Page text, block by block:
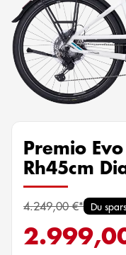
Premio
Rh45cm
4.249,00 €* Du